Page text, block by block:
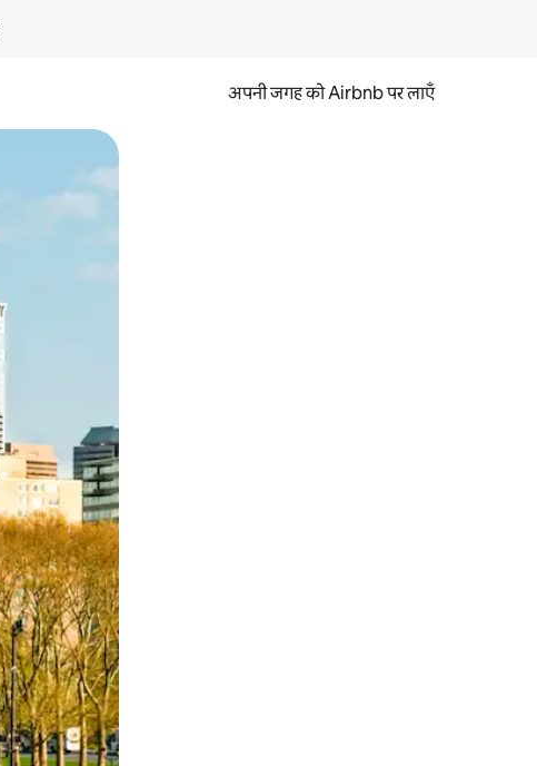
अपनी जगह को Airbnb पर लाएँ